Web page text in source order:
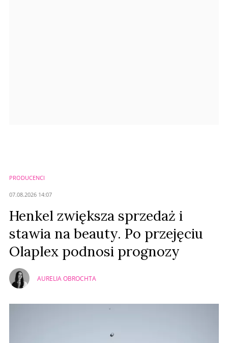
PRODUCENCI
07.08.2026 14:07
Henkel zwiększa sprzedaż i
stawia na beauty. Po przejęciu
Olaplex podnosi prognozy
AURELIA OBROCHTA